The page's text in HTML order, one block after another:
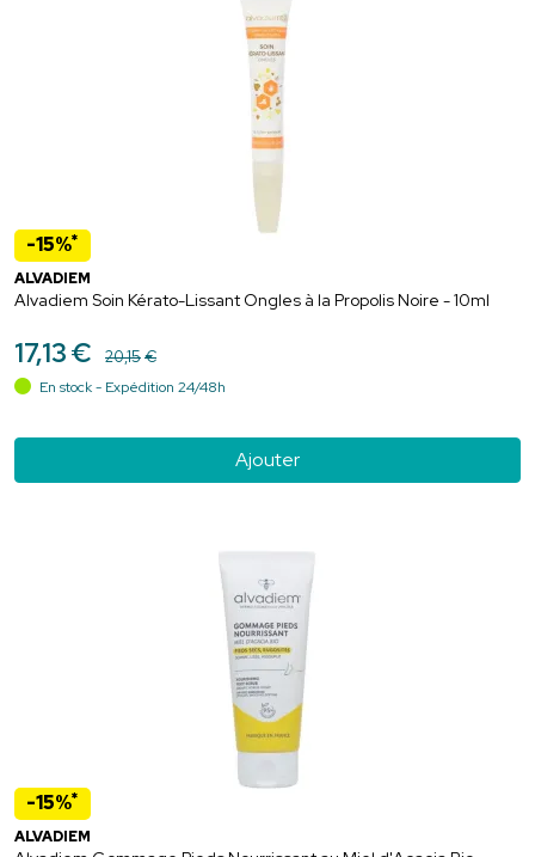
-15%*
ALVADIEM
Alvadiem Soin Kérato-Lissant Ongles à la Propolis Noire - 10ml
17,13€ 20,15€
En stock - Expédition 24/48h
Ajouter
-15%*
ALVADIEM